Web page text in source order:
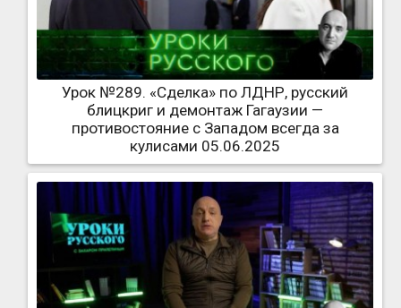
Урок №289. «Сделка» по ЛДНР, русский
блицкриг и демонтаж Гагаузии —
противостояние с Западом всегда за
кулисами 05.06.2025